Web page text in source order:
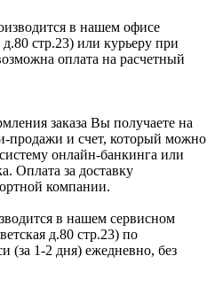
в нашем офисе
стр.23) или курьеру при
оплата на расчетный
заказа Вы получаете на
продажи и счет, который можно
онлайн-банкинга или
Оплата за доставку
компании.
в нашем сервисном
д.80 стр.23) по
(за 1-2 дня) ежедневно, без